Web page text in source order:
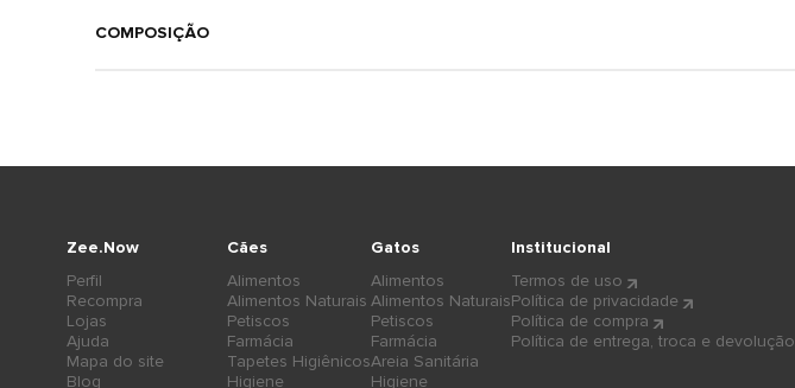
COMPOSIÇÃO
Cães
Alimentos
Alimentos Naturais
Petiscos
Farmácia
Tapetes Higiênicos
Higiene
Gatos
Alimentos
Alimentos Naturais
Petiscos
Farmácia
Areia Sanitária
Higiene
Zee.Now
Perfil
Recompra
Lojas
Ajuda
Mapa do site
Blog
Institucional
Termos de uso
Política de privacidade
Política de compra
Política de entrega, troca e devolução